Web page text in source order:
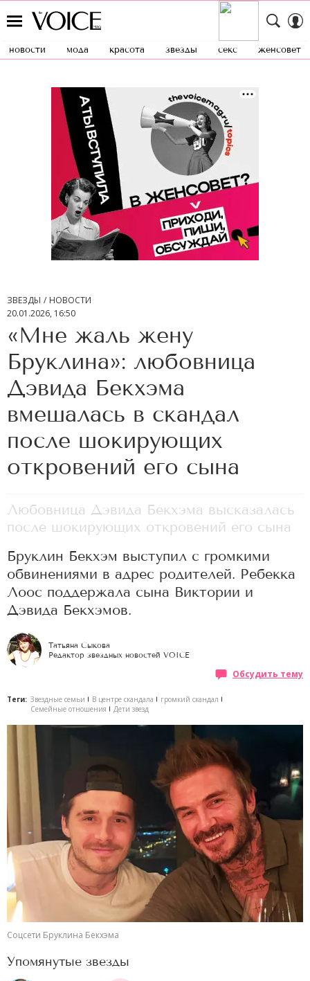
новости мода красота звезды секс женсовет
ЗВЕЗДЫ
НОВОСТИ
20.01.2026, 16:50
«Мне жаль жену
Бруклина»: любовница
Дэвида Бекхэма
вмешалась в скандал
после шокирующих
откровений его сына
Любовница Дэвида Бекхэма высказалась
после шокирующих откровений его сына
Бруклин Бекхэм выступил с громкими
обвинениями в адрес родителей. Ребекка
Лоос поддержала сына Виктории и
Дэвида Бекхэмов.
Татьяна Сыкова
Редактор звездных новостей VOICE
Обсудить тему
Теги: Звездные семьи В центре скандала
громкий скандал
Семейные отношения
Дети звезд
Соцсети Бруклина Бекхэма
Упомянутые звезды